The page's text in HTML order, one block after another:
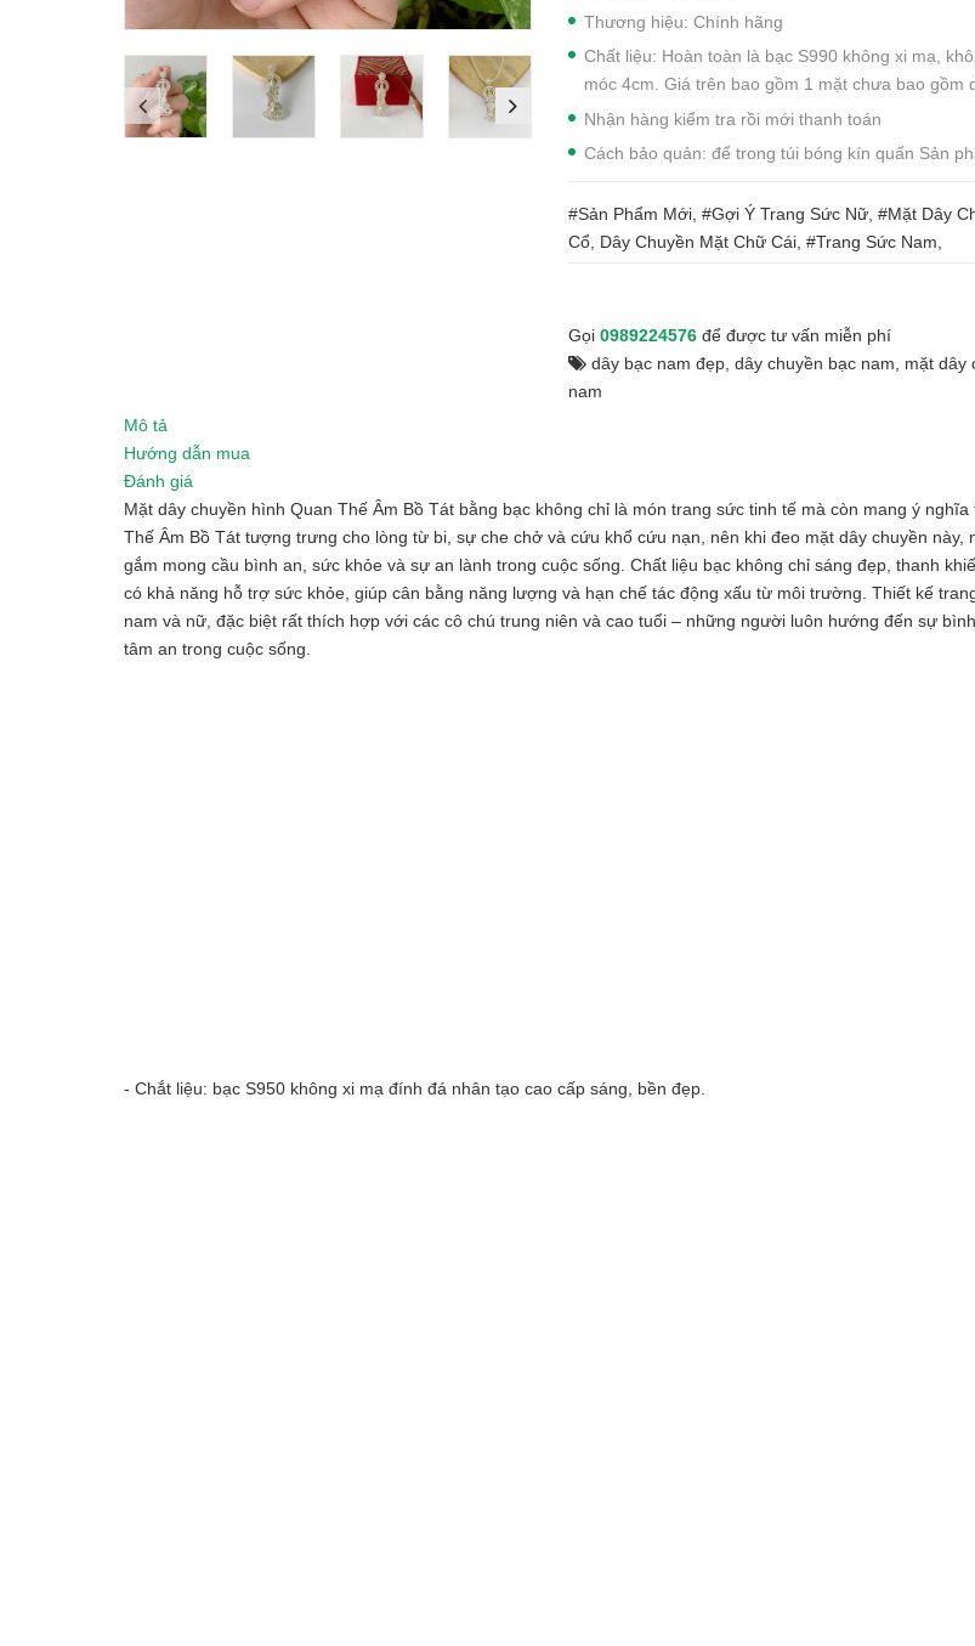
Thương hiệu: Chính hãng
Chất liệu: Hoàn toàn là bạc S990 không xi mạ,
móc 4cm. Giá trên bao gồm 1 mặt chưa bao gồm
Nhận hàng kiểm tra rồi mới thanh toán
Cách bảo quản: để trong túi bóng kín quấn Sản
#Sản Phẩm Mới, #Gợi Ý Trang Sức Nữ, #Mặt Dây
Cổ, Dây Chuyền Mặt Chữ Cái, #Trang Sức Nam,
Gọi 0989224576để được tư vấn miễn phí
dây bạc nam đẹp, dây chuyền bạc nam mặt dây
nam
Mô tả
Hướng dẫn mua
Đánh giá
Mặt dây chuyền hình Quan Thế Âm Bồ Tát bằng bạc không chỉ là món trang sức tinh tế mà còn mang ý nghĩa
Thế Âm Bồ Tát tượng trưng cho lòng từ bi, sự che chở và cứu khổ cứu nạn, nên khi đeo mặt dây chuyền
gắm mong cầu bình an, sức khỏe và sự an lành trong cuộc sống. Chất liệu bạc không chỉ sáng đẹp, thanh
có khả năng hỗ trợ sức khỏe, giúp cân bằng năng lượng và hạn chế tác động xấu từ môi trường. Thiết kế
nam và nữ, đặc biệt rất thích hợp với các cô chú trung niên và cao tuổi – những người luôn hướng đến sự
tâm an trong cuộc sống.
- Chắt liệu: bạc S950 không xi mạ đính đá nhân tạo cao cấp sáng, bền đẹp.